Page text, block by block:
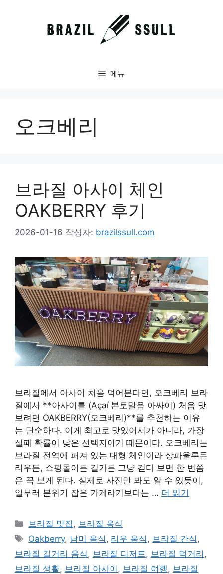
메뉴
오크베리
브라질 아사이 체인
OAKBERRY 후기
2026-01-16 작성자: brazilssull.com
브라질에서 아사이 처음 먹어본다면, 오크베리 브라
질에서 **아사이를 (Açaí 본토말음 아싸이) 처음 맛
보려면 OAKBERRY(오크베리)**를 추천하는 이유
는 단순하다. 이게 최고로 맛있어서가 아니라, 가장
실패 확률이 낮은 선택지이기 때문이다. 오크베리는
브라질 전역에 퍼져 있는 대형 체인이라 상파울루든
리우든, 쇼핑몰이든 길가든 그냥 걷다 보면 한 번쯤
은 꼭 보게 된다. 실제로 사진만 봐도 알 수 있듯이,
일부러 분위기 잡은 가게라기보다는 … 더 읽기
카
테
리
브라질 맛집 , 브라질 음식
태
그
Oakberry, 남미 음식 , 리우 음식 , 브라질 간식 ,
브라질 길거리 음식 , 브라질 디저트 , 브라질 먹거리 ,
브라질 생활, 브라질 아사이 , 브라질 여행 , 브라질